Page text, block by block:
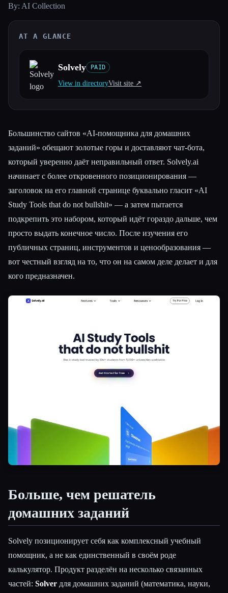
Все категории
Esc
By: AI Collection
AT A GLANCE
Solvely PAID
View in directoryVisit site ↗︎
Большинство сайтов «AI-помощника для домашних
заданий» обещают золотые горы и доставляют чат-бота,
который уверенно даёт неправильный ответ. Solvely.ai
начинает с более откровенного позиционирования —
заголовок на его главной странице буквально гласит «AI
Study Tools that do not bullshit» — а затем пытается
подкрепить это набором, который идёт гораздо дальше, чем
просто выдать конечное число. После изучения его
публичных страниц, инструментов и ценообразования —
вот честный взгляд на то, что он на самом деле делает и для
кого предназначен.
Больше, чем решатель
домашних заданий
Solvely позиционирует себя как комплексный учебный
помощник, а не как единственный в своём роде
калькулятор. Продукт разделён на несколько связанных
частей: Solver для домашних заданий (математика, науки,